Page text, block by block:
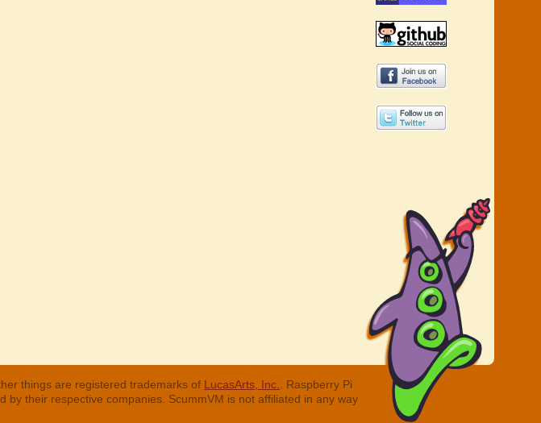
things are registered trademarks of LucasArts, Inc.
. Raspberry Pi
their respective companies. ScummVM is not affiliated in any way